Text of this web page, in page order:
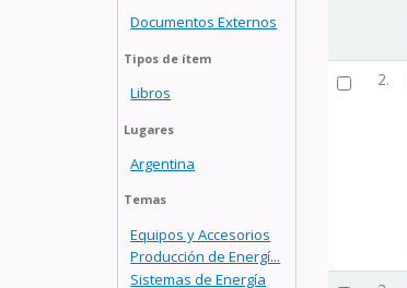
Documentos Externos
Tipos de ítem
Libros
Lugares
Argentina
Temas
Equipos y Accesorios
Producción de Energí...
Sistemas de Energía
2.